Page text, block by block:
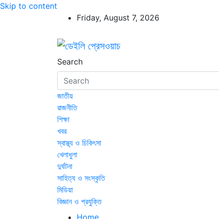
Skip to content
Friday, August 7, 2026
ডেইলি প্রেসওয়াচ
ডেইলি প্রেসওয়াচ মুক্তিযুদ্ধের চেতনায় উদ্বুদ্ধ
Search
জাতীয়
রাজনীতি
শিক্ষা
খবর
স্বাস্থ্য ও চিকিৎসা
খেলাধুলা
দুর্ঘটনা
সাহিত্য ও সংস্কৃতি
মিডিয়া
বিজ্ঞান ও প্রযুক্তি
Home